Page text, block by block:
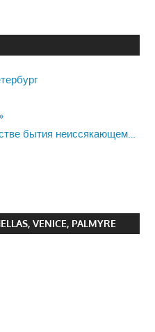
бытия неиссякающем…
VENICE, PALMYRE